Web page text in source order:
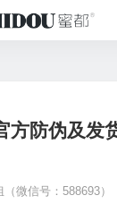
方防伪及发
（微信号：588693）